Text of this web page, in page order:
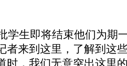
生即将结束他们为期
者来到这里，了解到这
时，我们无意突出这里